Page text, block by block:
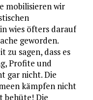
mobilisieren wir
wies öfters darauf
geworden.
zu sagen, dass es
Profite und
gar nicht. Die
kämpfen nicht
behüte! Die